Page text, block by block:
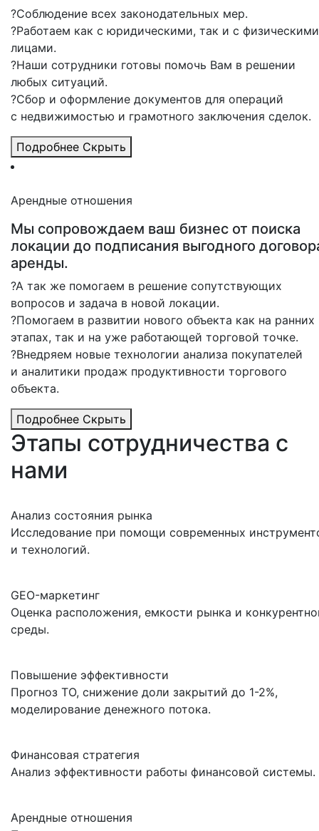
?Соблюдение всех законодательных мер.
?Работаем как с юридическими, так и с физическими
лицами.
?Наши сотрудники готовы помочь Вам в решении
любых ситуаций.
?Сбор и оформление документов для операций
с недвижимостью и грамотного заключения сделок.
Подробнее Скрыть
Арендные отношения
Мы сопровождаем ваш бизнес от поиска
локации до подписания выгодного
аренды.
?А так же помогаем в решение сопутствующих
вопросов и задача в новой локации.
?Помогаем в развитии нового объекта как на ранних
этапах, так и на уже работающей торговой точке.
?Внедряем новые технологии анализа покупателей
и аналитики продаж продуктивности торгового
объекта.
Подробнее Скрыть
Этапы сотрудничества с
нами
Анализ состояния рынка
Исследование при помощи современных
и технологий.
GEO-маркетинг
Оценка расположения, емкости рынка и
среды.
Повышение эффективности
Прогноз ТО, снижение доли закрытий до 1-2%,
моделирование денежного потока.
Финансовая стратегия
Анализ эффективности работы финансовой системы.
Арендные отношения